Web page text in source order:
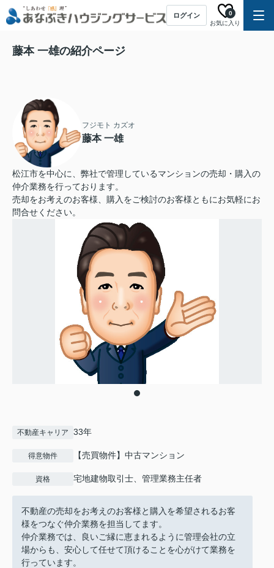
ログイン
お気に入り
0
藤本 一雄の紹介ページ
フジモト カズオ
藤本 一雄
松江市を中心に、弊社で管理しているマンションの売却・購入の
仲介業務を行っております。
売却をお考えのお客様、購入をご検討のお客様ともにお気軽にお
問合せください。
不動産キャリア 33年
得意物件 【売買物件】中古マンション
資格 宅地建物取引士、管理業務主任者
不動産の売却をお考えのお客様と購入を希望されるお客
様をつなぐ仲介業務を担当してます。
仲介業務では、良いご縁に恵まれるように管理会社の立
場からも、安心して任せて頂けることを心がけて業務を
行っています。